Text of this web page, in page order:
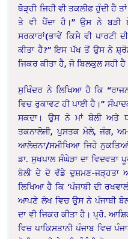
ਥੋੜ੍ਹੀ ਜਿਹੀ ਵੀ ਤਕਲੀਫ਼ ਹੁੰਦੀ ਹੈ
ਤੇ ਵੀ ਪੈਂਦਾ ਹੈ।” ਉਸ ਨੇ ਬੜੀ
ਸਰਕਾਰਾਂ(ਭਾਵੇਂ ਕਿਸੇ ਵੀ
ਕੀਤਾ ਹੈ?” ਇਸ ਪੱਖ ਤੋਂ ਉਸ ਨੇ
ਜਿਕਰ ਕੀਤਾ ਹੈ, ਜੋ ਬਿਲਕੁਲ ਸਹੀ
ਸੁਖਿੰਦਰ ਨੇ ਲਿਖਿਆ ਹੈ ਕਿ
ਵਿਚ ਰੁਕਾਵਟ ਹੀ ਪਾਈ ਹੈ।”
ਸਕਦਾ। ਉਸ ਨੇ ਮਾਂ ਬੋਲੀ ਅਤੇ
ਤਕਨਾਲੋਜੀ, ਪੁਸਤਕ ਮੇਲੇ, ਜੰਗ,
ਆਲੋਚਨਾ/ਸਮੀਖਿਆ ਜਿਹੇ
ਡਾ. ਸੁਖਪਾਲ ਸੰਘੇੜਾ ਦਾ
ਬੋਲੀ ਦੇ ਦੋ ਵੱਡੇ ਦੁਸ਼ਮਣ-ਜੜ੍ਹਤਾ
ਲਿਖਿਆ ਹੈ ਕਿ ‘ਪੰਜਾਬੀ ਦੀ
ਆਪਣੇ ਲੇਖ ਵਿਚ ਉਸ ਨੇ ਪੰਜਾਬੀ
ਦਾ ਵੀ ਜਿਕਰ ਕੀਤਾ ਹੈ। ਪ੍ਰੋ.
ਵਿਚ ਪਾਕਿਸਤਾਨੀ ਪੰਜਾਬ ਵਿਚ